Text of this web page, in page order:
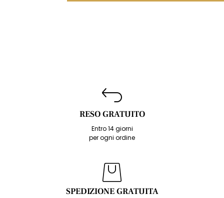
RESO GRATUITO
Entro 14 giorni
per ogni ordine
SPEDIZIONE GRATUITA